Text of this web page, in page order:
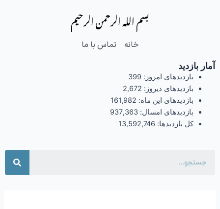
بسم الله الرحمن الرحیم
خانه تماس با ما
آمار بازدید
بازدیدهای امروز: 399
بازدیدهای دیروز: 2,672
بازدیدهای این ماه: 161,982
بازدیدهای امسال: 937,363
کل بازدیدها: 13,592,746